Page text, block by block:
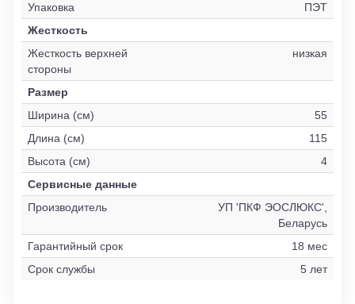
Упаковка
ПЭТ
Жесткость
Жесткость верхней
стороны
низкая
Размер
Ширина (см)
55
Длина (см)
115
Высота (см)
4
Сервисные данные
Производитель
УП 'ПКФ ЭОСЛЮКС',
Беларусь
Гарантийный срок
18 мес
Срок службы
5 лет